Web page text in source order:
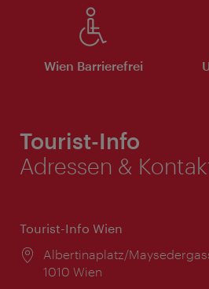
Wien Barrierefrei
Tourist-Info
Adressen &
Tourist-Info Wien
Ort:
Albertinaplatz/
1010 Wien